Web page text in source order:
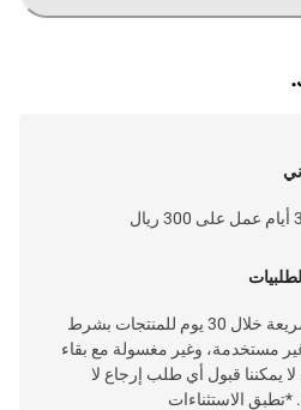
خدمة إرجاع سهلة وسريعة خلال 30 يوم للمنتجات بشرط
مستخدمة، وغير مغسولة مع بقاء
يمكننا قبول أي طلب إرجاع لا
الاستثناءات